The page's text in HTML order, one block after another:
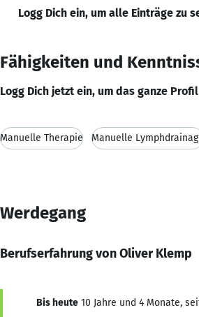
Logg Dich ein, um alle Einträge zu
Fähigkeiten und
Logg Dich jetzt ein, um das ganze
Manuelle Therapie Manuelle
Werdegang
Berufserfahrung von Oliver Klemp
Bis heute 10 Jahre und 4 Monate,